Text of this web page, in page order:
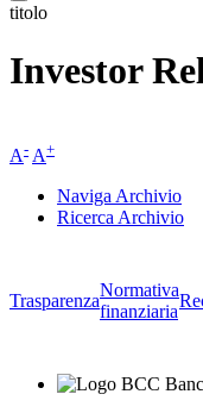
titolo
Investor
A- A+
Naviga Archivio
Ricerca Archivio
Trasparenza
Normativa
finanziaria